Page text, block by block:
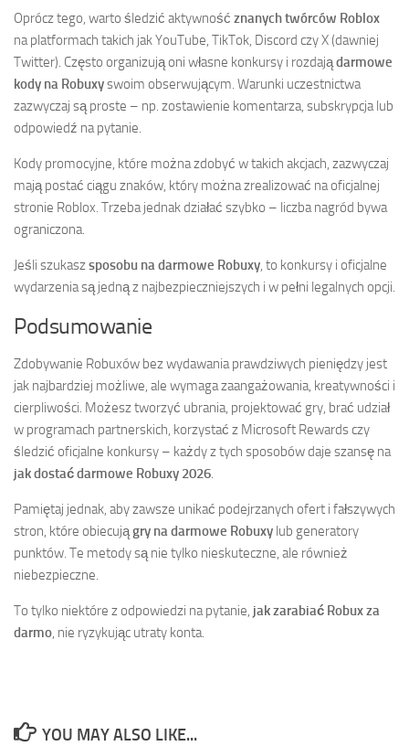
Oprócz tego, warto śledzić aktywność znanych twórców Roblox
na platformach takich jak YouTube, TikTok, Discord czy X (dawniej
Twitter). Często organizują oni własne konkursy i rozdajądarmowe
kody na Robuxyswoim obserwującym. Warunki uczestnictwa
zazwyczaj są proste – np. zostawienie komentarza, subskrypcja lub
odpowiedź na pytanie.
Kody promocyjne, które można zdobyć w takich akcjach, zazwyczaj
mają postać ciągu znaków, który można zrealizować na oficjalnej
stronie Roblox. Trzeba jednak działać szybko – liczba nagród bywa
ograniczona.
Jeśli szukaszsposobu na darmowe Robuxy, to konkursy i oficjalne
wydarzenia są jedną z najbezpieczniejszych i w pełni legalnych opcji.
Podsumowanie
Zdobywanie Robuxów bez wydawania prawdziwych pieniędzy jest
jak najbardziej możliwe, ale wymaga zaangażowania, kreatywności i
cierpliwości. Możesz tworzyć ubrania, projektować gry, brać udział
w programach partnerskich, korzystać z Microsoft Rewards czy
śledzić oficjalne konkursy – każdy z tych sposobów daje szansę na
jak dostać darmowe Robuxy 2026.
Pamiętaj jednak, aby zawsze unikać podejrzanych ofert i fałszywych
stron, które obiecujągry na darmowe Robuxy lub generatory
punktów. Te metody są nie tylko nieskuteczne, ale również
niebezpieczne.
To tylko niektóre z odpowiedzi na pytanie, jak zarabiać Robux za
darmo, nie ryzykując utraty konta.
YOU MAY ALSO LIKE...